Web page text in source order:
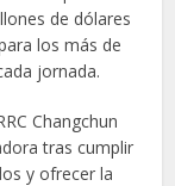
de dólares
los más de
jornada.
Changchun
tras cumplir
y ofrecer la